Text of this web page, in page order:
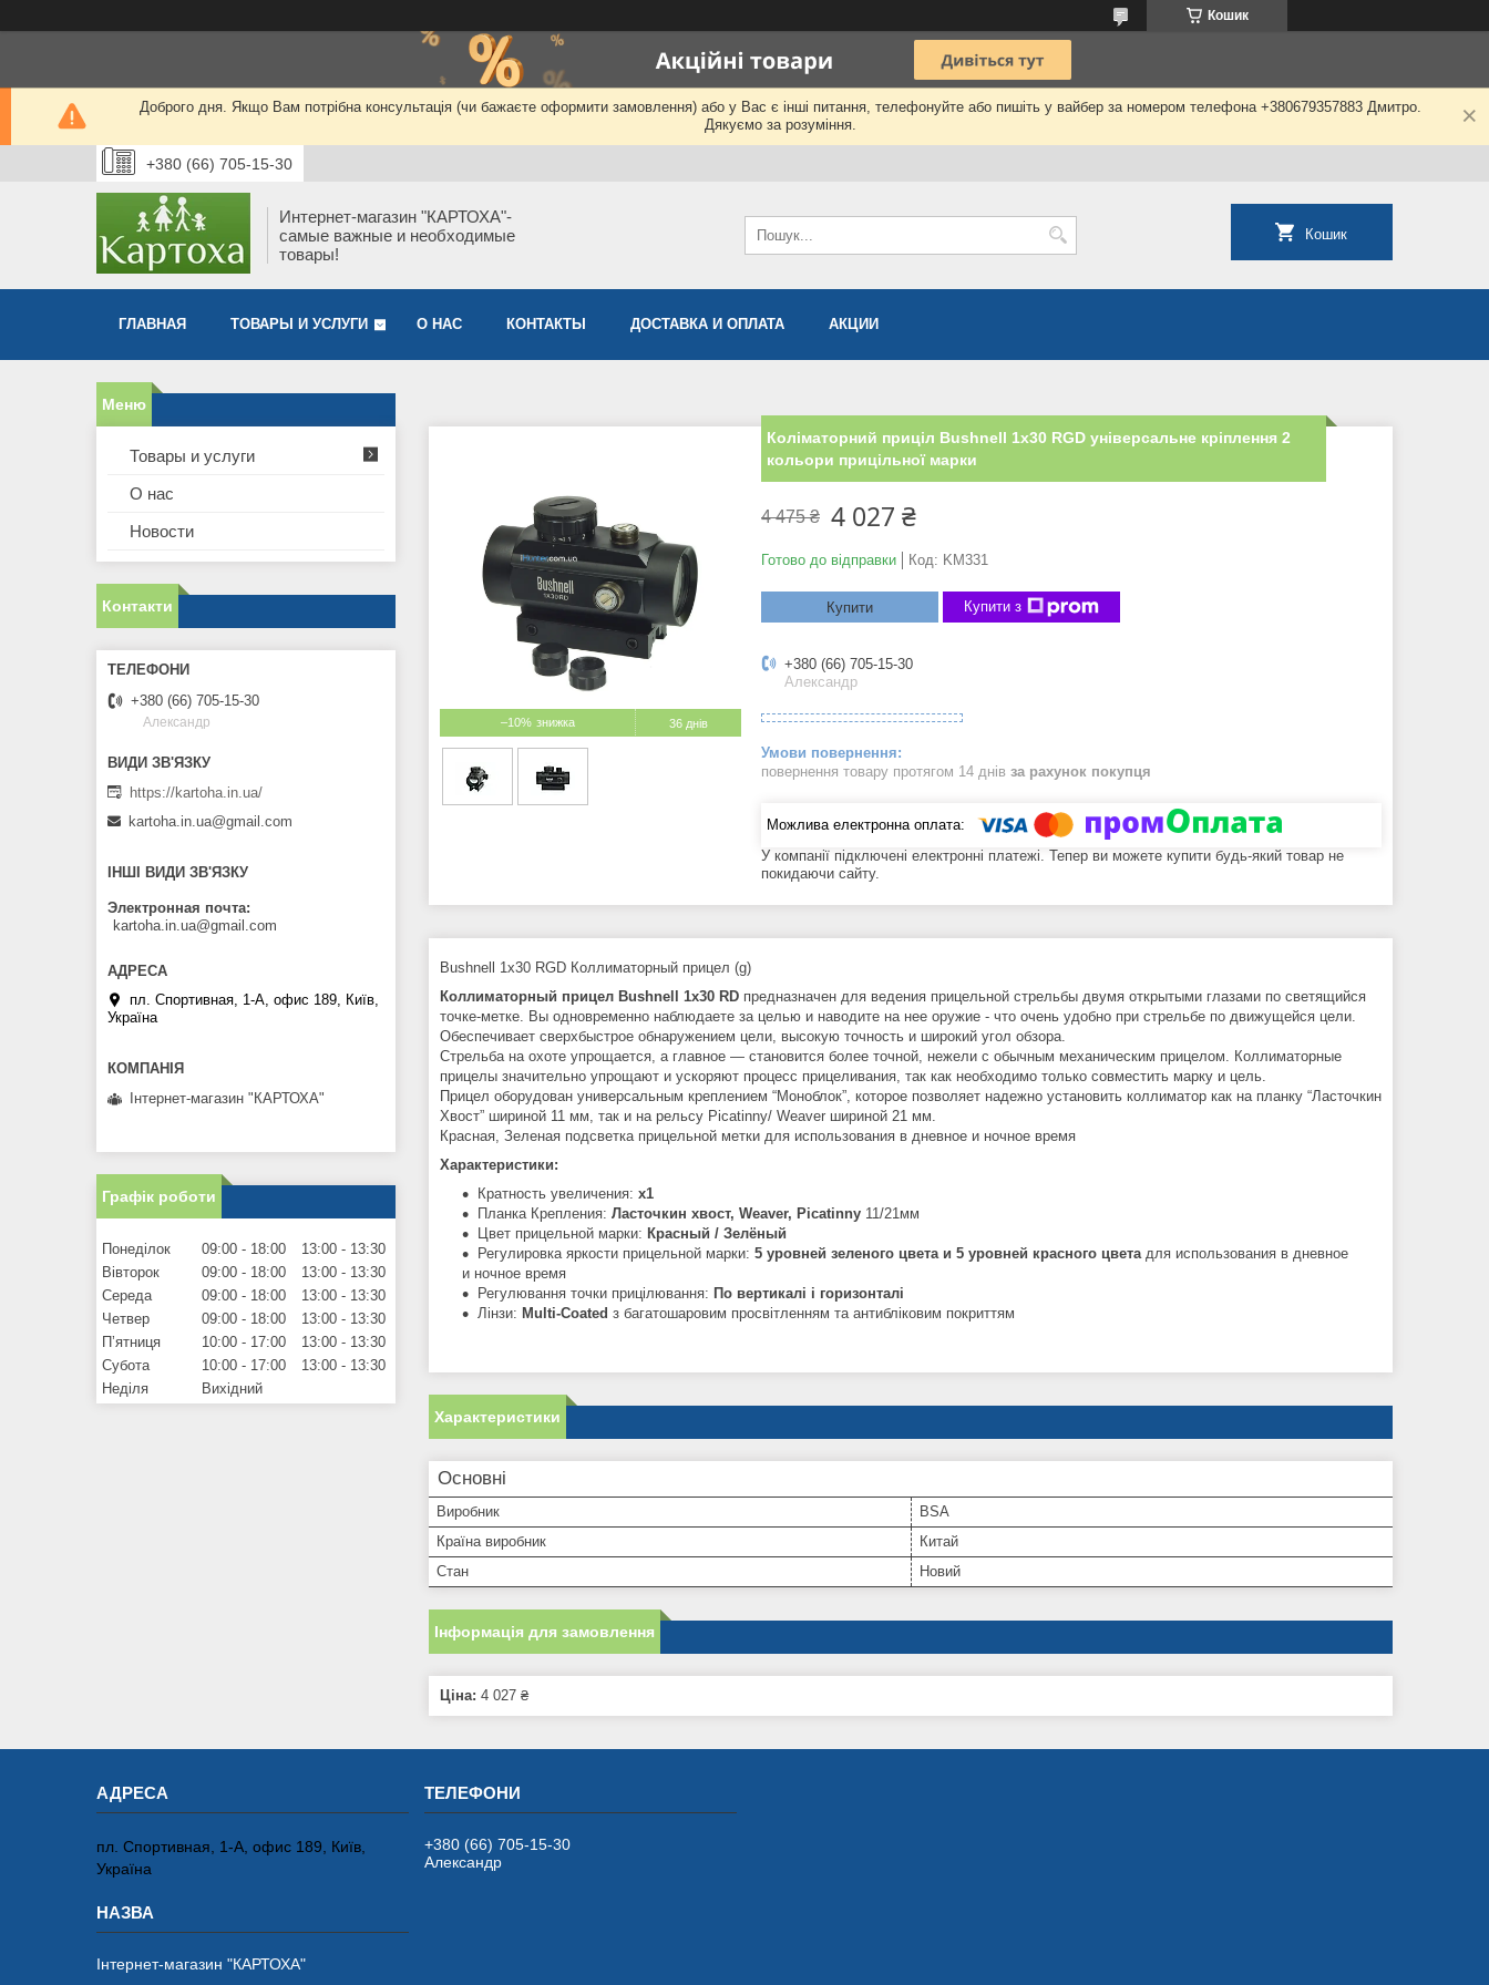
Кошик
Доброго дня. Якщо Вам потрібна консультація (чи бажаєте оформити замовлення) або у Вас є інші питання, телефонуйте або пишіть у вайбер за номером телефона +380679357883 Дмитро.
Дякуємо за розуміння.
+380 (66) 705-15-30
Интернет-магазин "КАРТОХА"-
самые важные и необходимые
товары!
Кошик
ГЛАВНАЯ ТОВАРЫ И УСЛУГИ О НАС КОНТАКТЫ ДОСТАВКА И ОПЛАТА АКЦИИ
–10% 36 днів
Коліматорний приціл Bushnell 1x30 RGD універсальне кріплення 2
кольори прицільної марки
4 475 ₴ 4 027 ₴
Готово до відправки Код: KM331
Купити Купити з
+380 (66) 705-15-30
Александр
повернення товару протягом 14 днів за рахунок покупця
У компанії підключені електронні платежі. Тепер ви можете купити будь-який товар не
покидаючи сайту.
Bushnell 1x30 RGD Коллиматорный прицел (g)
Коллиматорный прицел Bushnell 1x30 RD предназначен для ведения прицельной стрельбы двумя открытыми глазами по светящийся
точке-метке. Вы одновременно наблюдаете за целью и наводите на нее оружие - что очень удобно при стрельбе по движущейся цели.
Обеспечивает сверхбыстрое обнаружением цели, высокую точность и широкий угол обзора.
Стрельба на охоте упрощается, а главное — становится более точной, нежели с обычным механическим прицелом. Коллиматорные
прицелы значительно упрощают и ускоряют процесс прицеливания, так как необходимо только совместить марку и цель.
Прицел оборудован универсальным креплением “Моноблок”, которое позволяет надежно установить коллиматор как на планку “Ласточкин
Хвост” шириной 11 мм, так и на рельсу Picatinny/ Weaver шириной 21 мм.
Красная, Зеленая подсветка прицельной метки для использования в дневное и ночное время
Характеристики:
Кратность увеличения: x1
Планка Крепления: Ласточкин хвост, Weaver, Picatinny 11/21мм
Цвет прицельной марки: Красный / Зелёный
Регулировка яркости прицельной марки: 5 уровней зеленого цвета и 5 уровней красного цвета для использования в дневное
и ночное время
Регулювання точки прицілювання: По вертикалі і горизонталі
Лінзи: Multi-Coated з багатошаровим просвітленням та антибліковим покриттям
Характеристики
Основні
Виробник
BSA
Країна виробник
Китай
Стан
Новий
Інформація для замовлення
Ціна: 4 027 ₴
Товары и услуги
О нас
Новости
Контакти
+380 (66) 705-15-30
Александр
https://kartoha.in.ua/
kartoha.in.ua@gmail.com
ІНШІ ВИДИ ЗВ'ЯЗКУ
Электронная почта
kartoha.in.ua@gmail.com
пл. Спортивная, 1-А, офис 189, Київ,
Україна
Інтернет-магазин "КАРТОХА"
Графік роботи
Понеділок 09:00 18:00 13:00
13:30
Вівторок
09:00 18:00 13:00
13:30
Середа
09:00 18:00 13:00
13:30
Четвер
09:00 18:00 13:00
13:30
Пʼятниця
10:00 17:00 13:00
13:30
Субота
10:00 17:00 13:00
13:30
Неділя
Вихідний
пл. Спортивная, 1-А, офис 189, Київ,
Україна
Інтернет-магазин "КАРТОХА"
+380 (66) 705-15-30
Александр